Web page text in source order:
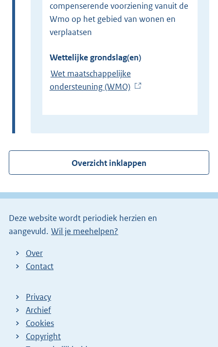
compenserende voorziening vanuit de
Wmo op het gebied van wonen en
verplaatsen
Wettelijke grondslag(en)
Wet maatschappelijke
ondersteuning (WMO)(
x
r
n
l
n
Overzicht inklappen
Deze website wordt periodiek herzien en
aangevuld. Wil je meehelpen?
Over
Contact
Privacy
Archief
Cookies
Copyright